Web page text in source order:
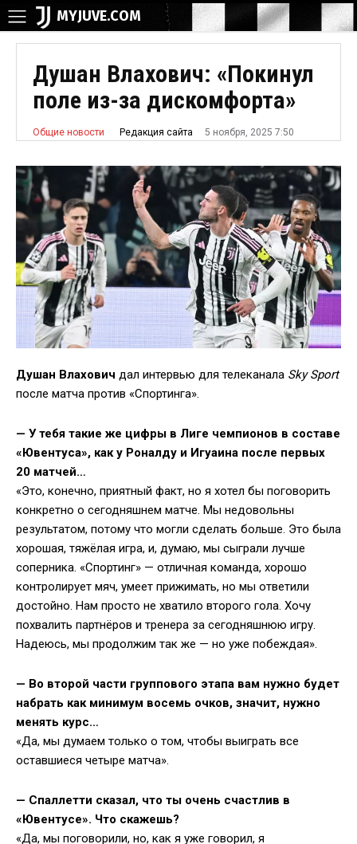
MYJUVE.COM
Душан Влахович: «Покинул
поле из-за дискомфорта»
Общие новости Редакция сайта 5 ноября, 2025 7:50
Душан Влахович дал интервью для телеканала Sky Sport
после матча против «Спортинга».
— У тебя такие же цифры в Лиге чемпионов в составе
«Ювентуса», как у Роналду и Игуаина после первых
20 матчей…
«Это, конечно, приятный факт, но я хотел бы поговорить
конкретно о сегодняшнем матче. Мы недовольны
результатом, потому что могли сделать больше. Это была
хорошая, тяжёлая игра, и, думаю, мы сыграли лучше
соперника. «Спортинг» — отличная команда, хорошо
контролирует мяч, умеет прижимать, но мы ответили
достойно. Нам просто не хватило второго гола. Хочу
похвалить партнёров и тренера за сегодняшнюю игру.
Надеюсь, мы продолжим так же — но уже побеждая».
— Во второй части группового этапа вам нужно будет
набрать как минимум восемь очков, значит, нужно
менять курс…
«Да, мы думаем только о том, чтобы выиграть все
оставшиеся четыре матча».
— Спаллетти сказал, что ты очень счастлив в
«Ювентусе». Что скажешь?
«Да, мы поговорили, но, как я уже говорил, я